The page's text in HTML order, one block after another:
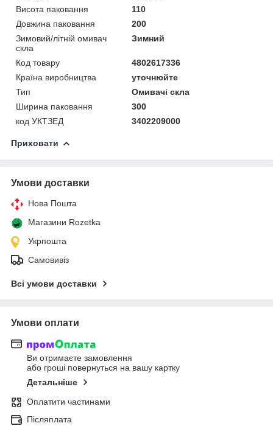
Висота паковання
110
Довжина паковання
200
Зимовий/літній омивач
скла
Зимний
Код товару
4802617336
Країна виробництва
уточнюйте
Тип
Омивачі скла
Ширина паковання
300
код УКТЗЕД
3402209000
Приховати
Умови доставки
Нова Пошта
Магазини Rozetka
Укрпошта
Самовивіз
Всі умови доставки
Умови оплати
Ви отримаєте замовлення
або гроші повернуться на вашу картку
Детальніше
Оплатити частинами
Післяплата